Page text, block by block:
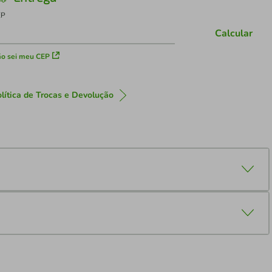
sei meu CEP
Calcular
de Trocas e Devolução